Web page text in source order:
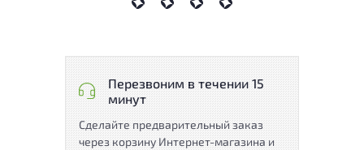
Перезвоним в течении 15
минут
Сделайте предварительный заказ
через корзину Интернет-магазина и